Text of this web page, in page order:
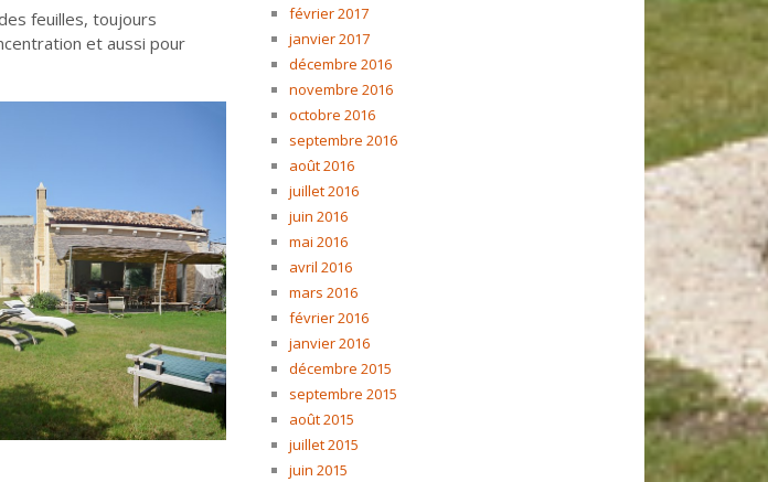
feuilles, toujours
et aussi pour
février 2017
janvier 2017
décembre 2016
novembre 2016
octobre 2016
septembre 2016
août 2016
juillet 2016
juin 2016
mai 2016
avril 2016
mars 2016
février 2016
janvier 2016
décembre 2015
septembre 2015
août 2015
juillet 2015
juin 2015